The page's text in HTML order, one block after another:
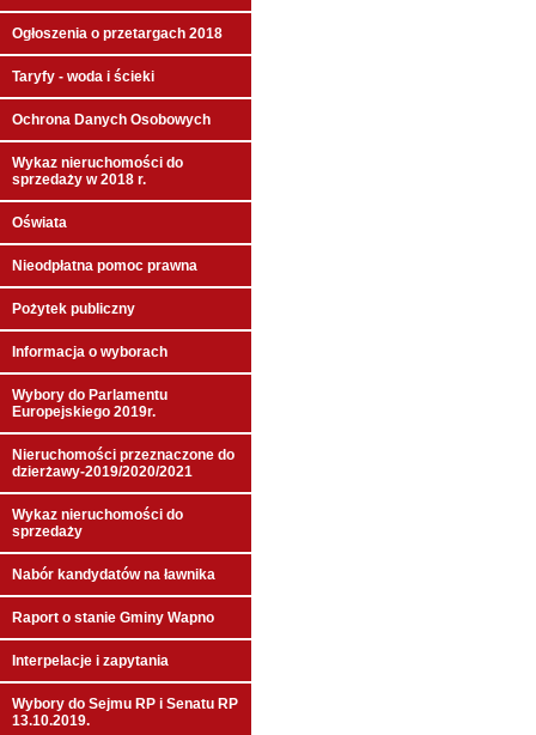
Ogłoszenia o przetargach 2018
Taryfy - woda i ścieki
Ochrona Danych Osobowych
Wykaz nieruchomości do
sprzedaży w 2018 r.
Oświata
Nieodpłatna pomoc prawna
Pożytek publiczny
Informacja o wyborach
Wybory do Parlamentu
Europejskiego 2019r.
Nieruchomości przeznaczone do
dzierżawy-2019/2020/2021
Wykaz nieruchomości do
sprzedaży
Nabór kandydatów na ławnika
Raport o stanie Gminy Wapno
Interpelacje i zapytania
Wybory do Sejmu RP i Senatu RP
13.10.2019.